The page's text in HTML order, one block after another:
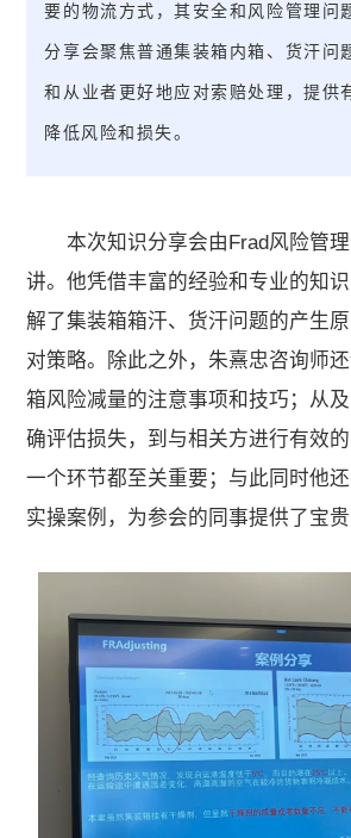
要的物流方式，其安全和风险管理问
分享会聚焦普通集装箱内箱、货汗问
和从业者更好地应对索赔处理，提供
降低风险和损失。
本次知识分享会由Frad风险管
讲。他凭借丰富的经验和专业的知
解了集装箱箱汗、货汗问题的产生
对策略。除此之外，朱熹忠咨询师
箱风险减量的注意事项和技巧；从
确评估损失，到与相关方进行有效
一个环节都至关重要；与此同时他
实操案例，为参会的同事提供了宝贵